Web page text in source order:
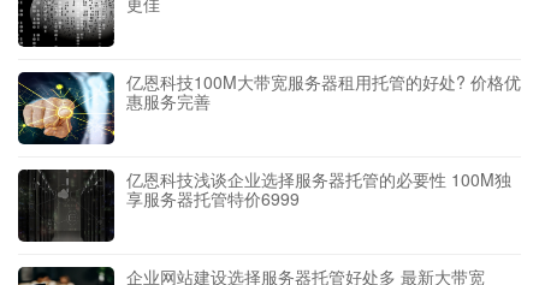
亿恩科技100M大带宽服务器租用托管的好处? 价格优
惠服务完善
亿恩科技浅谈企业选择服务器托管的必要性 100M独
享服务器托管特价6999
企业网站建设选择服务器托管好处多 最新大带宽